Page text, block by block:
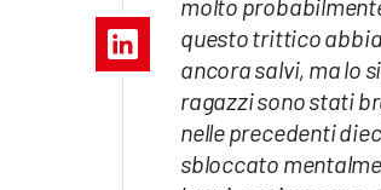
Vai
molto
questo trittico
ancora salvi, ma lo
ragazzi sono stati
nelle precedenti
sbloccato